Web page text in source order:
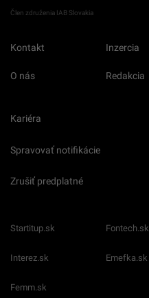
Člen združenia IAB Slovakia
Kontakt Inzercia
O nás Redakcia
Kariéra
Spravovať notifikácie
Zrušiť predplatné
Startitup.sk Fontech.sk
Interez.sk Emefka.sk
Femm.sk